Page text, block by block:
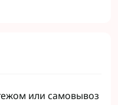
или самовывоз